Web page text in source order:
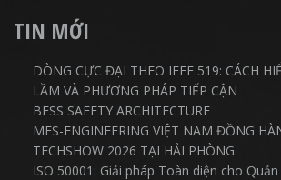
TIN MỚI
DÒNG CỰC ĐẠI THEO IEEE 519: CÁCH
LẦM VÀ PHƯƠNG PHÁP TIẾP CẬN
BESS SAFETY ARCHITECTURE
MES-ENGINEERING VIỆT NAM ĐỒNG
TECHSHOW 2026 TẠI HẢI PHÒNG
ISO 50001: Giải pháp Toàn diện cho